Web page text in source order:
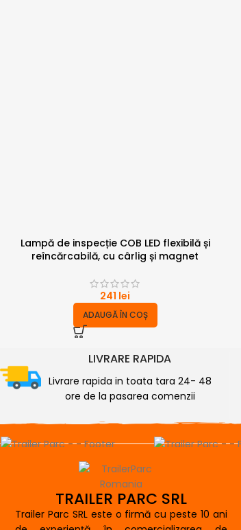
Lampă de inspecție COB LED flexibilă și
reîncărcabilă, cu cârlig și magnet
241 lei
ADAUGĂ ÎN COȘ
LIVRARE RAPIDA
Livrare rapida in toata tara 24- 48
ore de la pasarea comenzii
TRAILER PARC SRL
Trailer Parc SRL este o firmă cu peste 10 ani